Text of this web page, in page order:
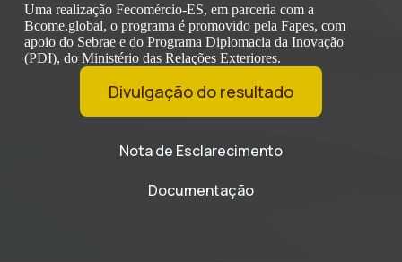
Uma realização Fecomércio-ES, em parceria com a
Bcome.global, o programa é promovido pela Fapes, com
apoio do Sebrae e do Programa Diplomacia da Inovação
(PDI), do Ministério das Relações Exteriores.
Divulgação do resultado
Nota de Esclarecimento
Documentação